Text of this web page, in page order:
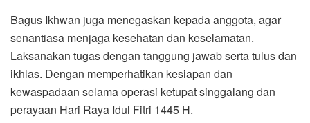
Bagus Ikhwan juga menegaskan kepada anggota, agar
senantiasa menjaga kesehatan dan keselamatan.
Laksanakan tugas dengan tanggung jawab serta tulus dan
ikhlas. Dengan memperhatikan kesiapan dan
kewaspadaan selama operasi ketupat singgalang dan
perayaan Hari Raya Idul Fitri 1445 H.